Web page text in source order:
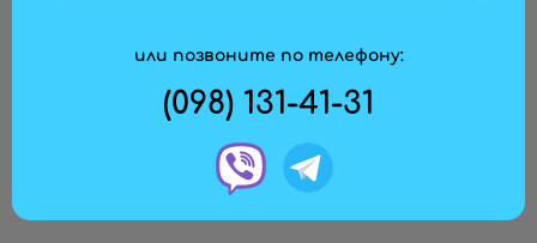
или позвоните по телефону:
(098) 131-41-31